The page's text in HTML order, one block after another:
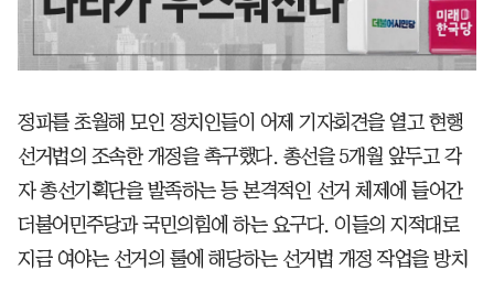
정파를 초월해 모인 정치인들이 어제 기자회견을 열고 현행
선거법의 조속한 개정을 촉구했다. 총선을 5개월 앞두고 각
자 총선기획단을 발족하는 등 본격적인 선거 체제에 들어간
더불어민주당과 국민의힘에 하는 요구다. 이들의 지적대로
지금 여야는 선거의 룰에 해당하는 선거법 개정 작업을 방치